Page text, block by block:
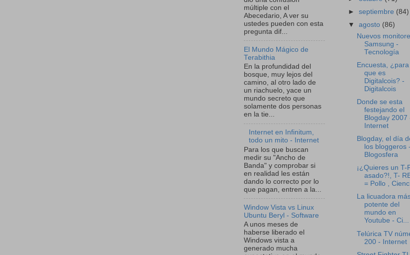
múltiple con el
Abecedario, A ver su
ustedes pueden con esta
pregunta dif...
El Mundo Mágico de
Terabithia
En la profundidad del
bosque, muy lejos del
camino, al otro lado de
un riachuelo, yace un
mundo secreto que
solamente dos personas
en la tie...
Internet en Infinitum,
todo un mito - Internet
Para los que buscan
medir su "Ancho de
Banda" y comprobar si
en realidad les están
dando lo correcto por lo
que pagan, entren a la...
Window Vista vs Linux
Ubuntu Beryl - Software
A unos meses de
haberse liberado el
Windows vista a
generado mucha
►septiembre (84)
▼agosto (86)
Nuevos
Samsung -
Tecnología
Encuesta,
que es
Digitalcois? -
Digitalcois
Donde se esta
festejando el
Blogday 2007
Internet
Blogday, el día
los bloggeros
Blogosfera
¡¿Quieres un T-
asado?!, T-
= Pollo ,
La licuadora
potente del
mundo en
Youtube - Ci...
Telúrica TV
200 - Internet